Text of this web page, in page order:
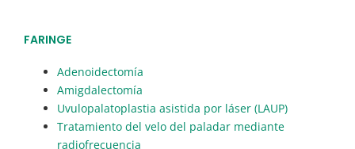
FARINGE
Adenoidectomía
Amigdalectomía
Uvulopalatoplastia asistida por láser (LAUP)
Tratamiento del velo del paladar mediante
radiofrecuencia